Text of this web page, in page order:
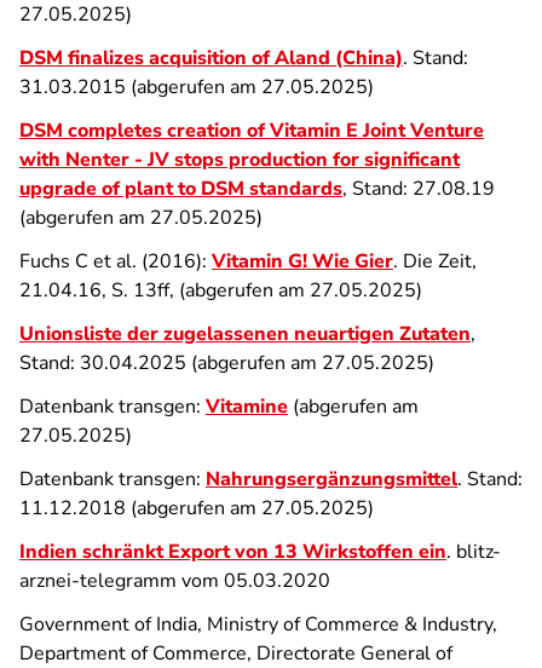
27.05.2025)
DSM finalizes acquisition of Aland (China). Stand:
31.03.2015 (abgerufen am 27.05.2025)
DSM completes creation of Vitamin E Joint Venture
with Nenter - JV stops production for significant
upgrade of plant to DSM standards, Stand: 27.08.19
(abgerufen am 27.05.2025)
Fuchs C et al. (2016): Vitamin G! Wie Gier. Die Zeit,
21.04.16, S. 13ff, (abgerufen am 27.05.2025)
Unionsliste der zugelassenen neuartigen Zutaten,
Stand: 30.04.2025 (abgerufen am 27.05.2025)
Datenbank transgen: Vitamine (abgerufen am
27.05.2025)
Datenbank transgen: Nahrungsergänzungsmittel. Stand:
11.12.2018 (abgerufen am 27.05.2025)
Indien schränkt Export von 13 Wirkstoffen ein. blitz-
arznei-telegramm vom 05.03.2020
Government of India, Ministry of Commerce & Industry,
Department of Commerce, Directorate General of